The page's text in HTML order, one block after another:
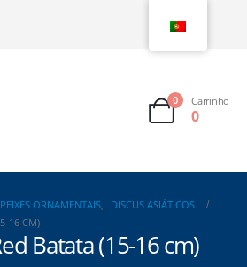
0 Carrinho
0
PEIXES ORNAMENTAIS,
DISCUS ASIÁTICOS
16 CM)
Batata (15-16 cm)